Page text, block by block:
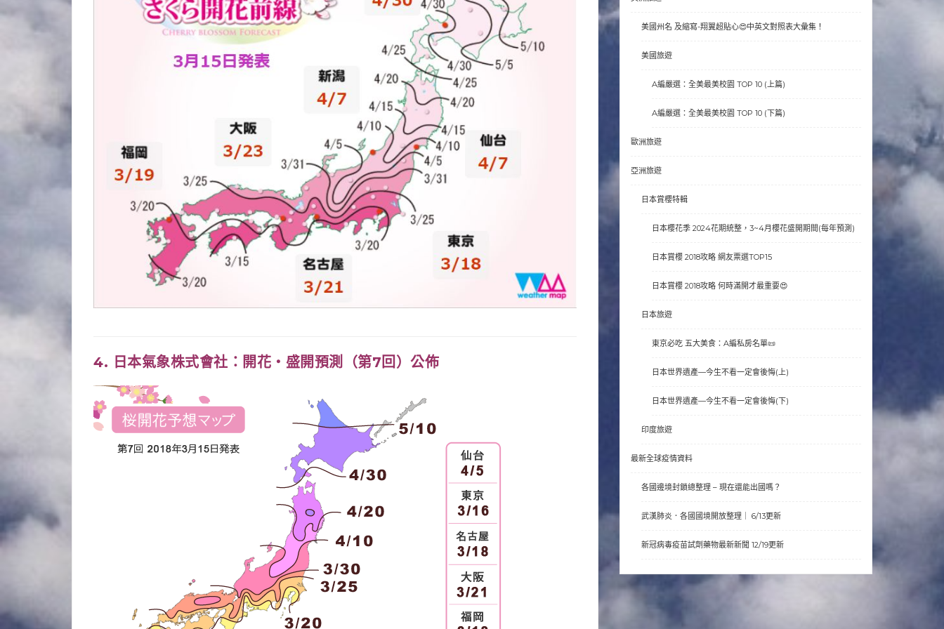
4. 日本氣象株式會社： 開花・盛開預測（第7回）公佈
美國州名 及縮寫-翔翼超貼心😍中英文對照表大彙集！
美國旅遊
A編嚴選：全美最美校園 TOP 10 (上篇)
A編嚴選：全美最美校園 TOP 10 (下篇)
歐洲旅遊
亞洲旅遊
日本賞櫻特輯
日本櫻花季 2024花期統整，3~4月櫻花盛開期間(每年預測)
日本賞櫻 2018攻略 網友票選TOP15
日本賞櫻 2018攻略 何時滿開才最重要😍
日本旅遊
東京必吃 五大美食：A編私房名單📜
日本世界遺產—今生不看一定會後悔(上)
日本世界遺產—今生不看一定會後悔(下)
印度旅遊
最新全球疫情資料
各國邊境封鎖總整理 – 現在還能出國嗎？
武漢肺炎．各國國境開放整理｜ 6/13更新
新冠病毒疫苗試劑藥物最新新聞 12/19更新